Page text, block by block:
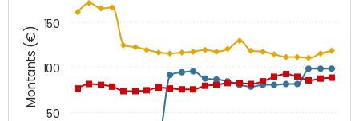
Montants (€)
50
100
150